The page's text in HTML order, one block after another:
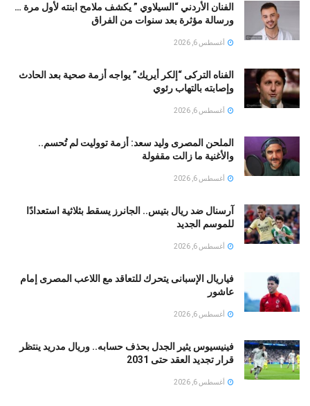
الفنان الأردني “السيلاوي ” يكشف ملامح ابنته لأول مرة …
ورسالة مؤثرة بعد سنوات من الفراق
أغسطس 6, 2026
الفناه التركى “إلكر أيريك” يواجه أزمة صحية بعد الحادث
وإصابته بالتهاب رئوي
أغسطس 6, 2026
الملحن المصرى وليد سعد: أزمة تووليت لم تُحسم..
والأغنية ما زالت مقفولة
أغسطس 6, 2026
آرسنال ضد ريال بتيس.. الجانرز يسقط بثلاثية استعدادًا
للموسم الجديد
أغسطس 6, 2026
فياريال الإسبانى يتحرك للتعاقد مع اللاعب المصرى إمام
عاشور
أغسطس 6, 2026
فينيسيوس يثير الجدل بحذف حسابه.. وريال مدريد ينتظر
قرار تجديد العقد حتى 2031
أغسطس 6, 2026